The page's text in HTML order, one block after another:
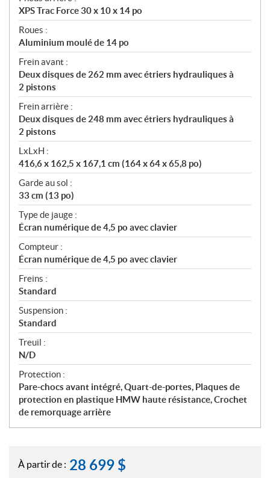
XPS Trac Force 30 x 10 x 14 po
Roues :
Aluminium moulé de 14 po
Frein avant :
Deux disques de 262 mm avec étriers hydrauliques à
2 pistons
Frein arrière :
Deux disques de 248 mm avec étriers hydrauliques à
2 pistons
LxLxH :
416,6 x 162,5 x 167,1 cm (164 x 64 x 65,8 po)
Garde au sol :
33 cm (13 po)
Type de jauge :
Écran numérique de 4,5 po avec clavier
Compteur :
Écran numérique de 4,5 po avec clavier
Freins :
Standard
Suspension :
Standard
Treuil :
N/D
Protection :
Pare-chocs avant intégré, Quart-de-portes, Plaques de
protection en plastique HMW haute résistance, Crochet
de remorquage arrière
À partir de : 28 699 $